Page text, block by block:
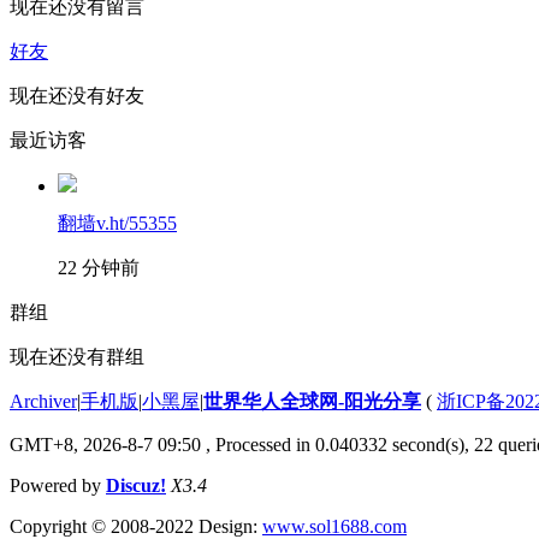
现在还没有留言
好友
现在还没有好友
最近访客
翻墙v.ht/55355
22 分钟前
群组
现在还没有群组
Archiver|手机版|小黑屋|世界华人全球网-阳光分享 ( 浙ICP备
GMT+8, 2026-8-7 09:50 , Processed in 0.040332 second(s), 22
Powered by Discuz! X3.4
Copyright © 2008-2022 Design: www.sol1688.com